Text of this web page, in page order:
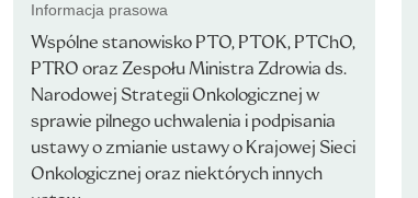
Informacja prasowa
Wspólne stanowisko PTO, PTOK, PTChO,
PTRO oraz Zespołu Ministra Zdrowia ds.
Narodowej Strategii Onkologicznej w
sprawie pilnego uchwalenia i podpisania
ustawy o zmianie ustawy o Krajowej Sieci
Onkologicznej oraz niektórych innych